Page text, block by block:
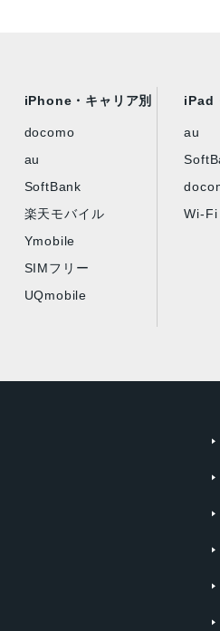
iPhone・キャリア別
docomo
au
SoftBank
楽天モバイル
Ymobile
SIMフリー
UQmobile
iPad
au
Wi-Fi